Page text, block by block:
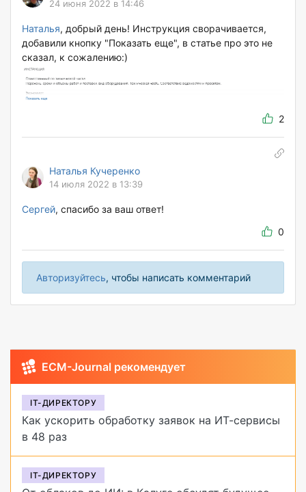
24 июня 2022 в 14:46
Наталья, добрый день! Инструкция сворачивается,
добавили кнопку "Показать еще", в статье про это не
сказал, к сожалению:)
2
Наталья Кучеренко
14 июля 2022 в 13:39
Сергей, спасибо за ваш ответ!
0
Авторизуйтесь, чтобы написать комментарий
ECM-Journal рекомендует
IT-ДИРЕКТОРУ
Как ускорить обработку заявок на ИТ-сервисы
в 48 раз
IT-ДИРЕКТОРУ